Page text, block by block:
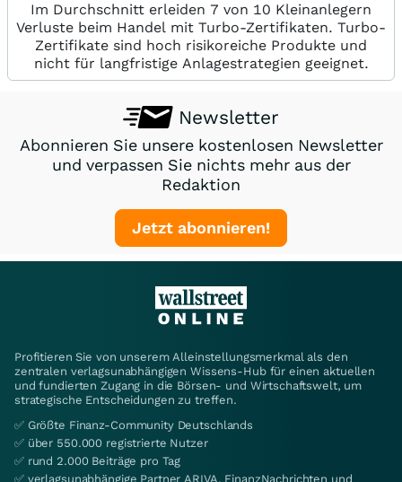
Im Durchschnitt erleiden 7 von 10 Kleinanlegern
Verluste beim Handel mit Turbo-Zertifikaten. Turbo-
Zertifikate sind hoch risikoreiche Produkte und
nicht für langfristige Anlagestrategien geeignet.
Newsletter
Abonnieren Sie unsere kostenlosen Newsletter
und verpassen Sie nichts mehr aus der
Redaktion
Jetzt abonnieren!
Profitieren Sie von unserem Alleinstellungsmerkmal als den
zentralen verlagsunabhängigen Wissens-Hub für einen aktuellen
und fundierten Zugang in die Börsen- und Wirtschaftswelt, um
strategische Entscheidungen zu treffen.
✅ Größte Finanz-Community Deutschlands
✅ über 550.000 registrierte Nutzer
✅ rund 2.000 Beiträge pro Tag
✅ verlagsunabhängige Partner ARIVA, FinanzNachrichten und